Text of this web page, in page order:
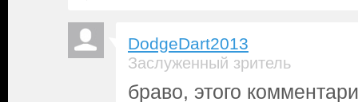
DodgeDart2013
Заслуженный зритель
браво, этого